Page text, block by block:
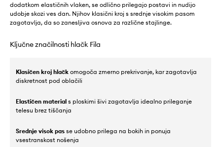
dodatkom elastičnih vlaken, se odlično prilegajo postavi in nudijo
udobje skozi ves dan. Njihov klasični kroj s srednje visokim pasom
zagotavlja, da so zanesljiva osnova za različne stajlinge.
Ključne značilnosti hlačk Fila
Klasičen kroj hlačk omogoča zmerno prekrivanje, kar zagotavlja
diskretnost pod oblačili
Elastičen material s ploskimi šivi zagotavlja idealno prileganje
telesu brez tiščanja
Srednje visok pas se udobno prilega na bokih in ponuja
vsestranskost nošenja